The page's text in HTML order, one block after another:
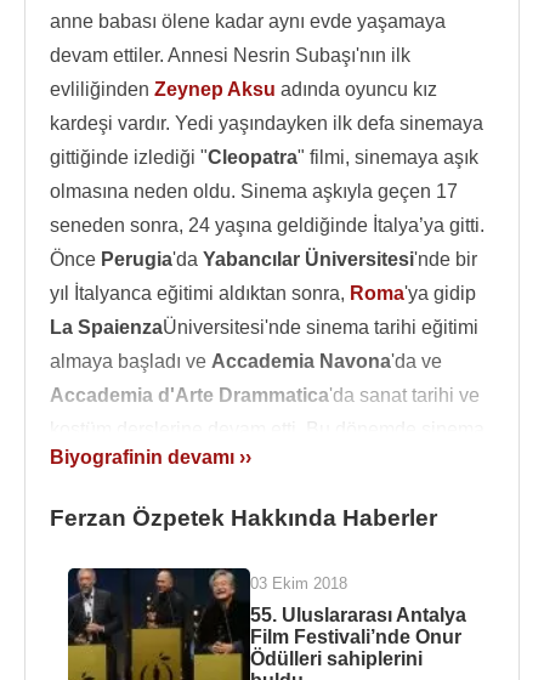
anne babası ölene kadar aynı evde yaşamaya
devam ettiler. Annesi Nesrin Subaşı'nın ilk
evliliğinden Zeynep Aksu adında oyuncu kız
kardeşi vardır. Yedi yaşındayken ilk defa sinemaya
gittiğinde izlediği "Cleopatra" filmi, sinemaya aşık
olmasına neden oldu. Sinema aşkıyla geçen 17
seneden sonra, 24 yaşına geldiğinde İtalya’ya gitti.
Önce Perugia'da Yabancılar Üniversitesi'nde bir
yıl İtalyanca eğitimi aldıktan sonra, Roma'ya gidip
La SpaienzaÜniversitesi'nde sinema tarihi eğitimi
almaya başladı ve Accademia Navona'da ve
Accademia d'Arte Drammatica'da sanat tarihi ve
sektöründen insanlarla tanışmak amacıyla,
bu sayede sektörde iş buldu.
1982'de Julien Beckile " Yaşayan Tiyatro
çalışmaya başlaması, sinema kariyeri için oldukça
önemli oldu. İtalya’nın iki önemli yönetmeni,
Massimo Troisi
Maurizio Ponzi
'nin asistanlığını
Biyografinin devamı ››
Ferzan Özpetek Hakkında Haberler
03 Ekim 2018
55. Uluslararası Antalya
Film Festivali’nde Onur
Ödülleri sahiplerini